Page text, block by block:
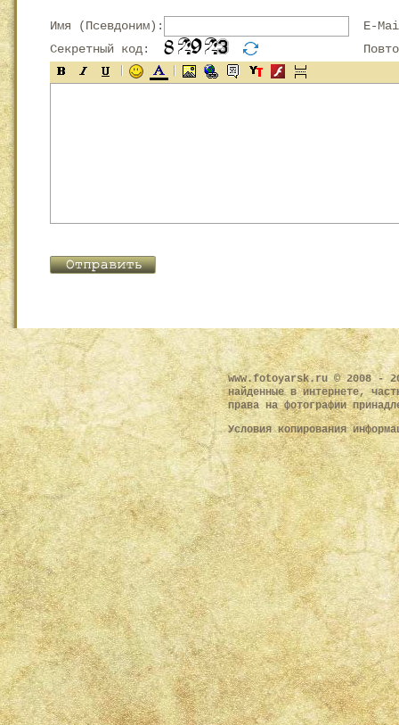
Имя (Псевдоним):
E-
Секретный код:
www.fotoyarsk.ru © 2008 -
найденные в интернете,
права на фотографии
Условия копирования